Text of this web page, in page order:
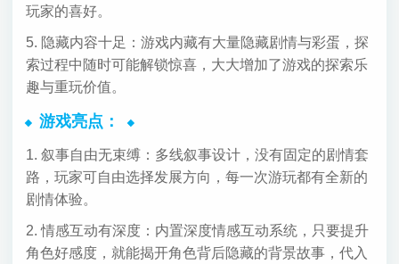
玩家的喜好。
5. 隐藏内容十足：游戏内藏有大量隐藏剧情与彩蛋，探
索过程中随时可能解锁惊喜，大大增加了游戏的探索乐
趣与重玩价值。
游戏亮点：
1. 叙事自由无束缚：多线叙事设计，没有固定的剧情套
路，玩家可自由选择发展方向，每一次游玩都有全新的
剧情体验。
2. 情感互动有深度：内置深度情感互动系统，只要提升
角色好感度，就能揭开角色背后隐藏的背景故事，代入